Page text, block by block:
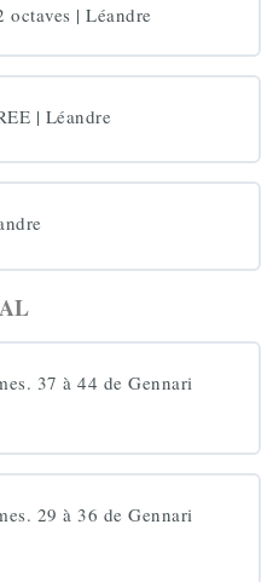
octaves | Léandre
| Léandre
37 à 44 de Gennari
29 à 36 de Gennari